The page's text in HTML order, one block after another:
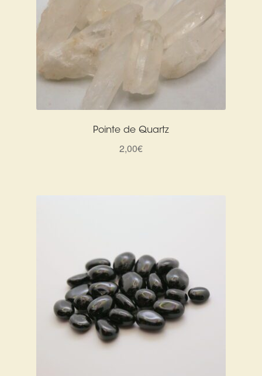
Pointe de Quartz
2,00€